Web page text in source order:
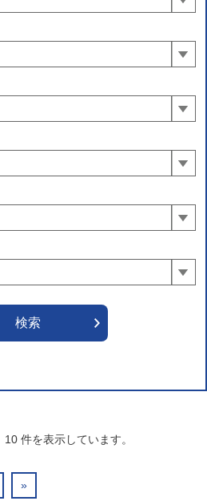
10 件を表示しています。
»